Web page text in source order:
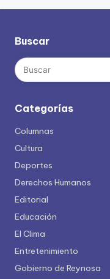
de
Buscar
Categorías
Columnas
Cultura
Deportes
Derechos Humanos
Editorial
Educación
El Clima
Entretenimiento
Gobierno de Reynosa